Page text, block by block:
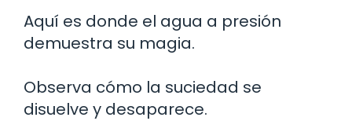
Aquí es donde el agua a presión
demuestra su magia.
Observa cómo la suciedad se
disuelve y desaparece.